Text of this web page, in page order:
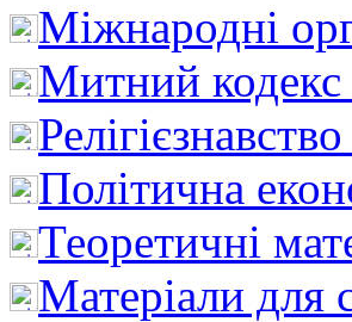
Міжнародні
Митний кодекс
Політична
Теоретичні
Матеріали для